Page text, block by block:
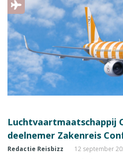
Luchtvaartmaatschappij
deelnemer Zakenreis
Redactie Reisbizz 12 september